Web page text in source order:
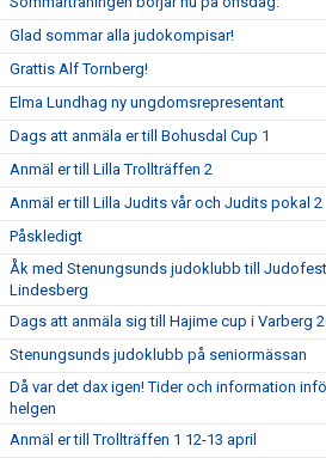
Glad sommar alla judokompisar!
Grattis Alf Tornberg!
Elma Lundhag ny ungdomsrepresentant
Dags att anmäla er till Bohusdal Cup 1
Anmäl er till Lilla Trollträffen 2
Anmäl er till Lilla Judits vår och Judits pokal 2
Påskledigt
Åk med Stenungsunds judoklubb till
Lindesberg
Dags att anmäla sig till Hajime cup i Varberg
Stenungsunds judoklubb på seniormässan
Då var det dax igen! Tider och information
helgen
Anmäl er till Trollträffen 1 12-13 april